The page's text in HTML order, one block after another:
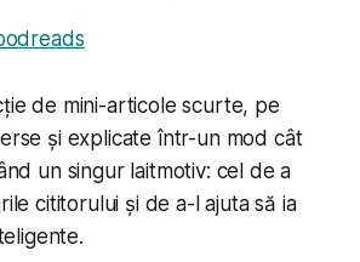
de mini-articole scurte, pe
și explicate într-un mod cât
un singur laitmotiv: cel de a
cititorului și de a-l ajuta să ia